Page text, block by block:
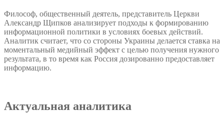
Философ, общественный деятель, представитель Церкви
Александр Щипков анализирует подходы к формированию
информационной политики в условиях боевых действий.
Аналитик считает, что со стороны Украины делается ставка на
моментальный медийный эффект с целью получения нужного
результата, в то время как Россия дозированно предоставляет
информацию.
Актуальная аналитика